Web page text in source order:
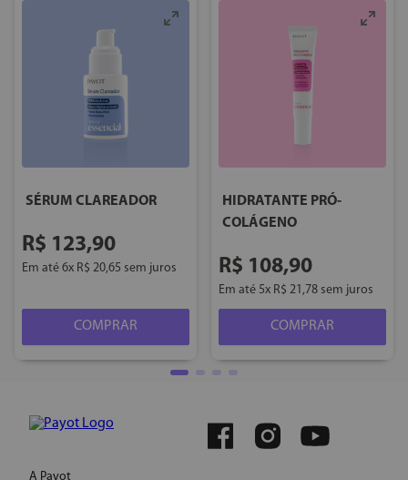
SÉRUM CLAREADOR
R$ 123,90
Em até 6x R$ 20,65 sem juros
COMPRAR
HIDRATANTE PRÓ-
COLÁGENO
R$ 108,90
Em até 5x R$ 21 ,78 sem juros
COMPRAR
A Payot